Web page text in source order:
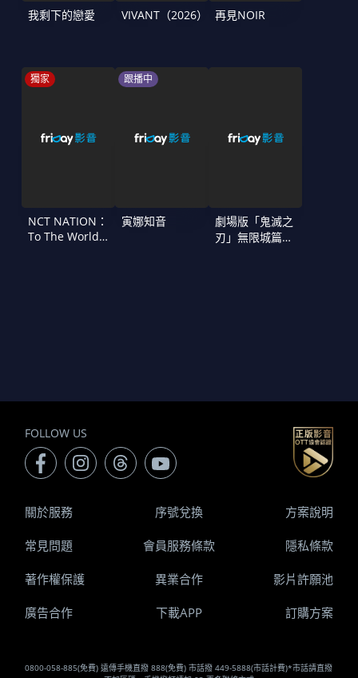
我剩下的戀愛 VIVANT（2026） 再見NOIR
獨家
NCT NATION：
To The World
跟播中
寅娜知音
劇場版「鬼滅之
刃」無限城篇
FOLLOW US
0800-058-885(免費) 遠傳手機直撥 888(免費) 市話撥 449-5888(市話計費)*市話請直撥
關於服務 序號兌換 方案說明
常見問題 會員服務條款 隱私條款
著作權保護 異業合作 影片許願池
廣告合作 下載APP 訂購方案